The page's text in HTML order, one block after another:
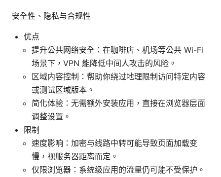
安全性、隐私与合规性
优点
提升公共网络安全：在咖啡店、机场等公共 Wi-Fi
场景下，VPN 能降低中间人攻击的风险。
区域内容控制：帮助你绕过地理限制访问特定内容
或测试区域版本。
简化体验：无需额外安装应用，直接在浏览器层面
调整设置。
限制
速度影响：加密与线路中转可能导致页面加载变
慢，视服务器距离而定。
仅限浏览器：系统级应用的流量仍可能不受保护。